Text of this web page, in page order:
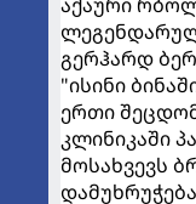
გერჰარდ
"ისინი
ერთი
კლინიკაში
მოსახვევს